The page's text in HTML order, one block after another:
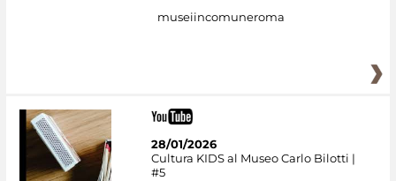
museiincomuneroma
28/01/2026
Cultura KIDS al Museo Carlo Bilotti |
#5